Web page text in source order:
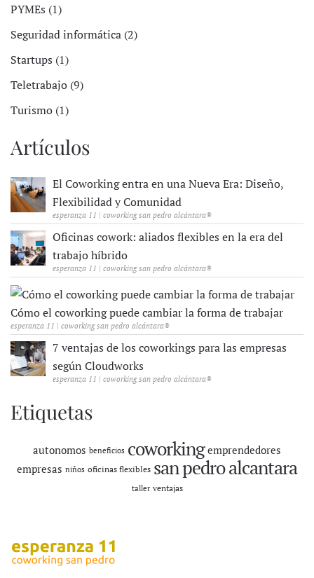
PYMEs (1)
Seguridad informática (2)
Startups (1)
Teletrabajo (9)
Turismo (1)
Artículos
El Coworking entra en una Nueva Era: Diseño,
Flexibilidad y Comunidad
esperanza 11 | coworking san pedro alcántara®
Oficinas cowork: aliados flexibles en la era del
trabajo híbrido
esperanza 11 | coworking san pedro alcántara®
Cómo el coworking puede cambiar la forma de trabajar
esperanza 11 | coworking san pedro alcántara®
7 ventajas de los coworkings para las empresas
según Cloudworks
esperanza 11 | coworking san pedro alcántara®
Etiquetas
autonomos beneficios coworking emprendedores
empresas niños oficinas flexibles san pedro alcantara
taller ventajas